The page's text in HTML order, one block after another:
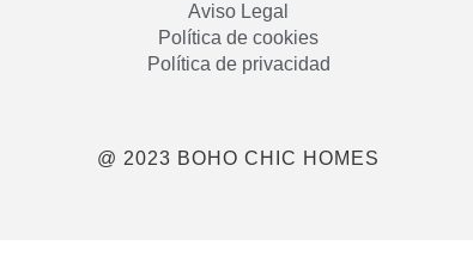
Aviso Legal
Política de cookies
Política de privacidad
@ 2023 BOHO CHIC HOMES